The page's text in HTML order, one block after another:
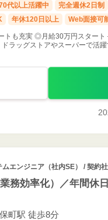
代以上活躍中 完全週休2日制
年休120日以上 Web面接可
トも充実 ◎月給30万円スター
ラッグストアやスーパーで活
エンジニア（社内SE） / 契約
務効率化）／年間休
町駅 徒歩8分